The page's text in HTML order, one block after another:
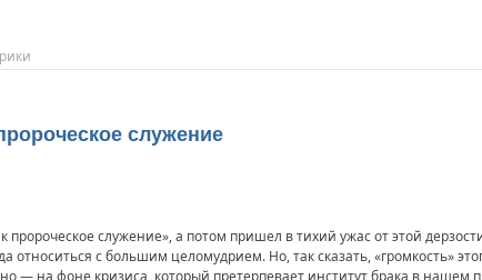
служение
пророческое служение», а потом пришел в тихий ужас от этой
относиться с большим целомудрием. Но, так сказать, «громкость»
— на фоне кризиса, который претерпевает институт брака в нашем